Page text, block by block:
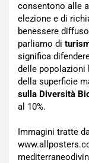
consentono alle
elezione e di
benessere
parliamo di
significa
delle popolazioni
della superficie
sulla Diversità
al 10%.
Immagini tratte